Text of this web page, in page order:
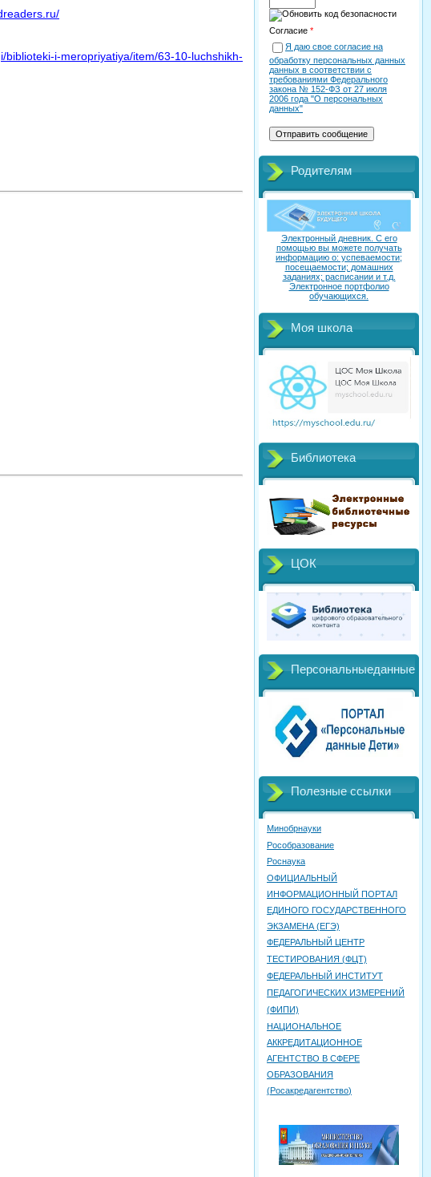
i-meropriyatiya/item/63-10-luchshikh-
Согласие *
Я даю свое согласие на
обработку персональных данных
данных в соответствии с
требованиями Федерального
закона № 152-ФЗ от 27 июля
2006 года "О персональных
данных"
Родителям
Электронный дневник. C его
помощью вы можете получать
информацию о: успеваемости;
посещаемости; домашних
заданиях; расписании и т.д.
Электронное портфолио
обучающихся.
Моя школа
Библиотека
ЦОК
Персональныеданные
Полезные ссылки
Минобрнауки
Рособразование
Роснаука
ОФИЦИАЛЬНЫЙ
ИНФОРМАЦИОННЫЙ ПОРТАЛ
ЕДИНОГО ГОСУДАРСТВЕННОГО
ЭКЗАМЕНА (ЕГЭ)
ФЕДЕРАЛЬНЫЙ ЦЕНТР
ТЕСТИРОВАНИЯ (ФЦТ)
ФЕДЕРАЛЬНЫЙ ИНСТИТУТ
ПЕДАГОГИЧЕСКИХ ИЗМЕРЕНИЙ
(ФИПИ)
НАЦИОНАЛЬНОЕ
АККРЕДИТАЦИОННОЕ
АГЕНТСТВО В СФЕРЕ
ОБРАЗОВАНИЯ
(Росакредагентство)